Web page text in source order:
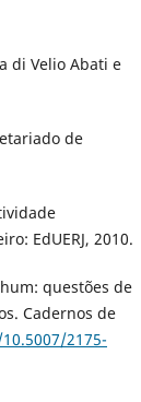
di Velio Abati e
de
EdUERJ, 2010.
questões de
Cadernos de
2175-